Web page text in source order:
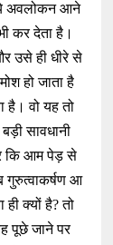
अवलोकन आने
कर देता है।
उसे ही धीरे से
हो जाता है
है। वो यह तो
सावधानी
कि आम पेड़ से
गुरुत्वाकर्षण आ
क्यों है? तो
पूछे जाने पर